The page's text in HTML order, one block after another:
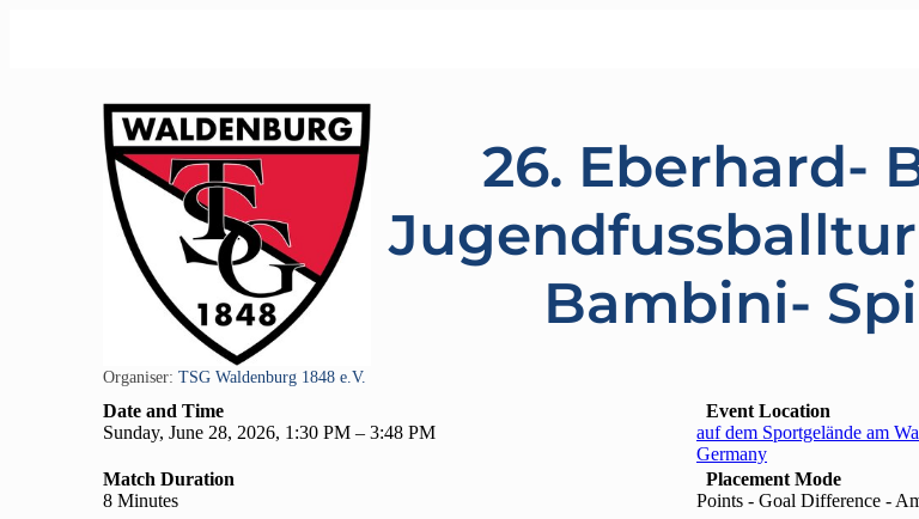
Organiser: TSG Waldenburg 1848 e.V.
26. Eberhard-
Bambini-
Date and Time
Sunday, June 28, 2026, 1:30 PM – 3:48 PM
Event Location
auf dem Sportgelände am
Germany
Match Duration
8 Minutes
Placement Mode
Points - Goal Difference -